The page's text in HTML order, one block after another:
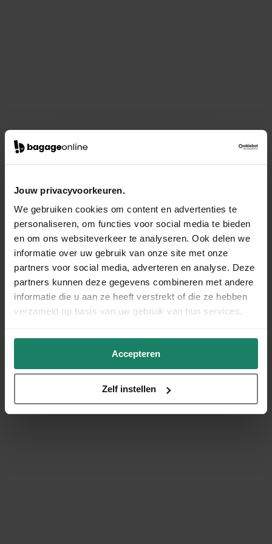
Jouw privacyvoorkeuren.
We gebruiken cookies om content en advertenties te
personaliseren, om functies voor social media te bieden
en om ons websiteverkeer te analyseren. Ook delen we
informatie over uw gebruik van onze site met onze
partners voor social media, adverteren en analyse. Deze
partners kunnen deze gegevens combineren met andere
informatie die u aan ze heeft verstrekt of die ze hebben
verzameld op basis van uw gebruik van hun services.
Accepteren
Zelf instellen